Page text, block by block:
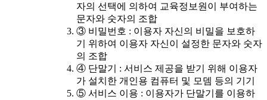
자의 선택에 의하여 교육정보원이 부여하는
문자와 숫자의 조합
③ 비밀번호 : 이용자 자신의 비밀을 보호하
기 위하여 이용자 자신이 설정한 문자와 숫자
의 조합
④ 단말기 : 서비스 제공을 받기 위해 이용자
가 설치한 개인용 컴퓨터 및 모뎀 등의 기기
⑤ 서비스 이용 : 이용자가 단말기를 이용하